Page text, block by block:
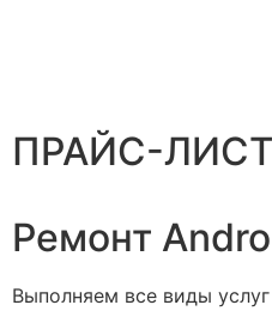
ПРАЙС-ЛИСТ
Ремонт
Выполняем все виды